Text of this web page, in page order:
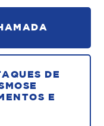
DE
E